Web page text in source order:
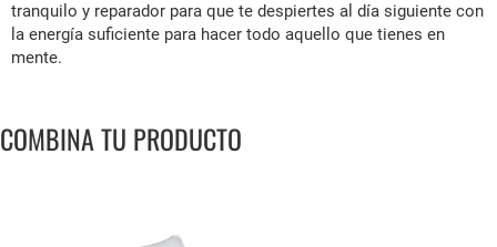
tranquilo y reparador para que te despiertes al día siguiente con
la energía suficiente para hacer todo aquello que tienes en
mente.
COMBINA TU PRODUCTO